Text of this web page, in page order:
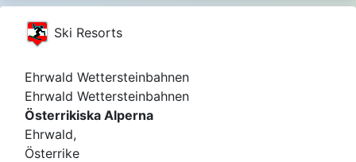
Ski Resorts
Ehrwald Wettersteinbahnen
Ehrwald Wettersteinbahnen
Österrikiska Alperna
Ehrwald,
Österrike